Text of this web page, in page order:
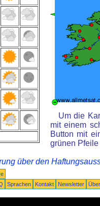
Um die
mit einem
Button mit
grünen
über den
Sprachen Kontakt Newsletter